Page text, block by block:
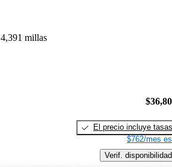
4,391 millas
El precio incluye tasas
$762/mes
Verif. disponibilidad